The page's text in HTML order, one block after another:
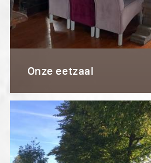
Onze eetzaal